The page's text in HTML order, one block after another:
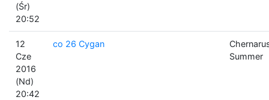
(Śr)
20:52
12
Cze
2016
(Nd)
20:42
co 26 Cygan
Summer